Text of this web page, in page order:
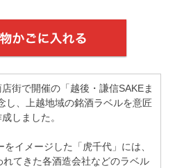
街で開催の「越後・謙信SAKEま
し、上越地域の銘酒ラベルを意匠
しました。
イメージした「虎千代」には、
てきた各酒造会社などのラベル